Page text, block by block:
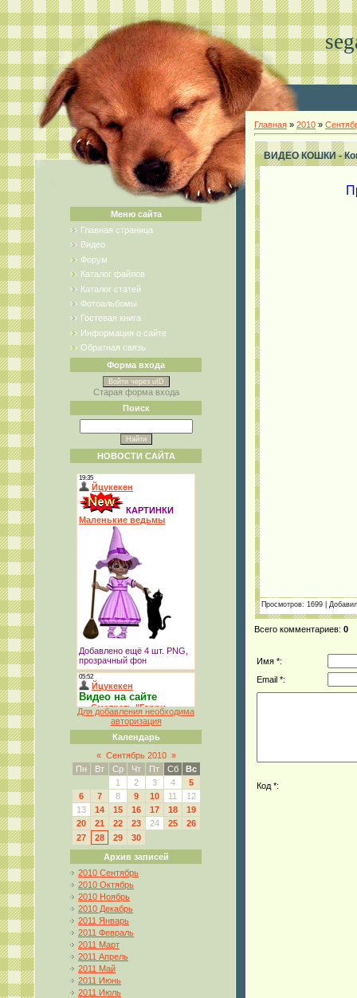
Меню сайта
Главная страница
Видео
Форум
Каталог файлов
Каталог статей
Фотоальбомы
Гостевая книга
Информация о сайте
Обратная связь
Форма входа
Войти через uID
Старая форма входа
Поиск
НОВОСТИ САЙТА
Для добавления необходима
авторизация
Календарь
« Сентябрь 2010 »
Пн
Вт Ср Чт Пт Сб
Вс
1
2 3 4
5
6
7 8 9 10 11
12
13
14 15 16 17 18
19
20
21 22 23 24 25
26
27
28 29
30
Архив записей
2010 Сентябрь
2010 Октябрь
2010 Ноябрь
2010 Декабрь
2011 Январь
2011 Февраль
2011 Март
2011 Апрель
2011 Май
2011 Июнь
2011 Июль
Главная » 2010 »
ВИДЕО КОШКИ -
Просмотров: 1699 | Добавил
Всего комментариев: 0
Имя *:
Email *:
Код *: